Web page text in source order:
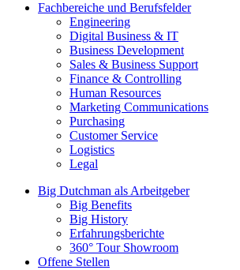
Fachbereiche und Berufsfelder
Engineering
Digital Business & IT
Business Development
Sales & Business Support
Finance & Controlling
Human Resources
Marketing Communications
Purchasing
Customer Service
Logistics
Legal
Big Dutchman als Arbeitgeber
Big Benefits
Big History
Erfahrungsberichte
360° Tour Showroom
Offene Stellen